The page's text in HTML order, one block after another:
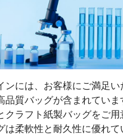
ンには、お客様にご満足い
品質バッグが含まれてい
クラフト紙製バッグをご用
柔軟性と耐久性に優れて